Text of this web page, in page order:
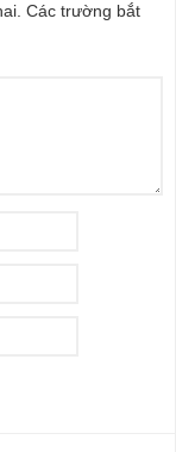
Các trường bắt